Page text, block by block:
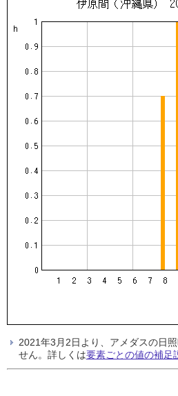
2021年3月2日より、アメダスの日
せん。詳しくは要素ごとの値の補足